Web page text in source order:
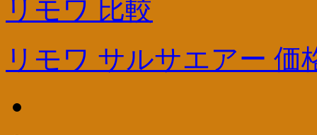
リモワ 比較
リモワ サルサエアー 価